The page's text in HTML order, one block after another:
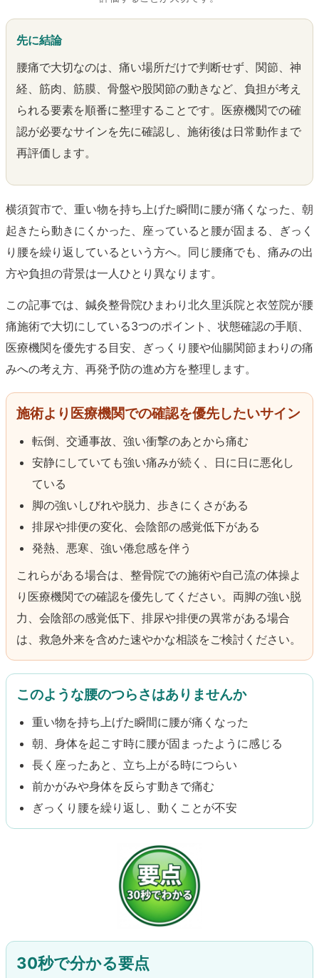
先に結論
腰痛で大切なのは、痛い場所だけで判断せず、関節、神
経、筋肉、筋膜、骨盤や股関節の動きなど、負担が考え
られる要素を順番に整理することです。医療機関での確
認が必要なサインを先に確認し、施術後は日常動作まで
再評価します。
横須賀市で、重い物を持ち上げた瞬間に腰が痛くなった、朝
起きたら動きにくかった、座っていると腰が固まる、ぎっく
り腰を繰り返しているという方へ。同じ腰痛でも、痛みの出
方や負担の背景は一人ひとり異なります。
この記事では、鍼灸整骨院ひまわり北久里浜院と衣笠院が腰
痛施術で大切にしている3つのポイント、状態確認の手順、
医療機関を優先する目安、ぎっくり腰や仙腸関節まわりの痛
みへの考え方、再発予防の進め方を整理します。
施術より医療機関での確認を優先したいサイン
転倒、交通事故、強い衝撃のあとから痛む
安静にしていても強い痛みが続く、日に日に悪化し
ている
脚の強いしびれや脱力、歩きにくさがある
排尿や排便の変化、会陰部の感覚低下がある
発熱、悪寒、強い倦怠感を伴う
これらがある場合は、整骨院での施術や自己流の体操よ
り医療機関での確認を優先してください。両脚の強い脱
力、会陰部の感覚低下、排尿や排便の異常がある場合
は、救急外来を含めた速やかな相談をご検討ください。
このような腰のつらさはありませんか
重い物を持ち上げた瞬間に腰が痛くなった
朝、身体を起こす時に腰が固まったように感じる
長く座ったあと、立ち上がる時につらい
前かがみや身体を反らす動きで痛む
ぎっくり腰を繰り返し、動くことが不安
30秒で分かる要点